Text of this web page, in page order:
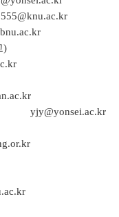
)
yjy@yonsei.ac.kr